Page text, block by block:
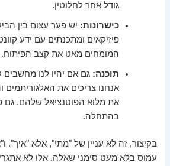
גודל אחר לחלוטין.
כישרונות: יש פער עצום בין
פיזיקאים ומתכנתים עם ידע
המומחים מאט את קצב הפיתוח.
תוכנה: גם אם יהיו לנו מחשבים
אנחנו צריכים את האלגוריתמים
את מלוא הפוטנציאל שלהם. גם
בהתחלה.
בקיצור, זה לא עניין של "מתי", אלא "איך".
עמוס בלא מעט סימני שאלה. אלו לא